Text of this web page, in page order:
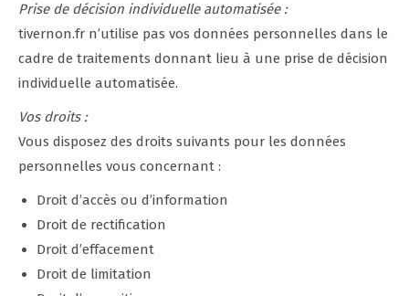
Prise de décision individuelle automatisée :
tivernon.fr n’utilise pas vos données personnelles dans le
cadre de traitements donnant lieu à une prise de décision
individuelle automatisée.
Vos droits :
Vous disposez des droits suivants pour les données
personnelles vous concernant :
Droit d’accès ou d’information
Droit de rectification
Droit d’effacement
Droit de limitation